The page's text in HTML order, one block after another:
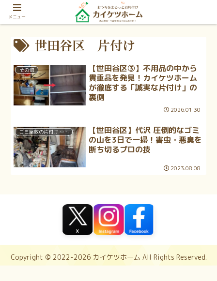
世田谷区 片付け
その他
【世田谷区③】不用品の中から
貴重品を発見！カイケツホーム
が徹底する「誠実な片付け」の
裏側
2026.01.30
ゴミ屋敷の片付け・清掃
【世田谷区】代沢 圧倒的なゴミ
の山を3日で一掃！害虫・悪臭を
断ち切るプロの技
2023.08.08
Copyright © 2022-2026 カイケツホーム All Rights Reserved.
メニュー